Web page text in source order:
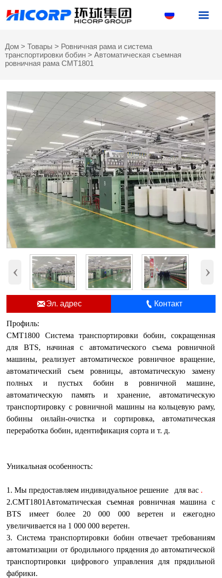

Дом > Товары > Ровничная рама и система
транспортировки бобин > Автоматическая съемная
ровничная рама CMT1801
‹ ›
Эл. адрес  Контакт
Профиль:
CMT1800 Система транспортировки бобин, сокращенная
для BTS, начиная с автоматического съема ровничной
машины, реализует автоматическое ровничное вращение,
автоматический съем ровницы, автоматическую замену
полных и пустых бобин в ровничной машине,
автоматическую память и хранение, автоматическую
транспортировку с ровничной машины на кольцевую раму,
бобины онлайн-очистка и сортировка, автоматическая
переработка бобин, идентификация сорта и т. д.
Уникальная особенность:
1. Мы предоставляем индивидуальное решение для вас .
2.CMT1801Автоматическая съемная ровничная машина с
BTS имеет более 20 000 000 веретен и ежегодно
увеличивается на 1 000 000 веретен.
3. Система транспортировки бобин отвечает требованиям
автоматизации от бродильного прядения до автоматической
транспортировки цифрового управления для прядильной
фабрики.